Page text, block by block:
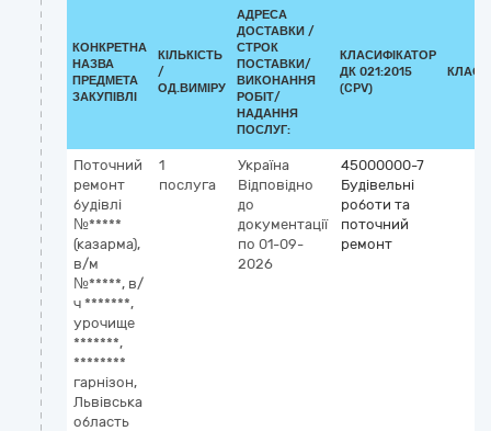
КОНКРЕТНА
НАЗВА
ПРЕДМЕТА
ЗАКУПІВЛІ
КІЛЬКІСТЬ
/
ОД.ВИМІРУ
АДРЕСА
ДОСТАВКИ /
СТРОК
ПОСТАВКИ/
ВИКОНАННЯ
РОБІТ/
НАДАННЯ
ПОСЛУГ:
КЛАСИФІКАТОР
ДК 021:2015
(CPV)
Поточний
ремонт
будівлі
№*****
(казарма),
в/м
№*****, в/
ч *******,
урочище
*******,
********
гарнізон,
Львівська
область
1
послуга
Україна
Відповідно
до
документації
по 01-09-
2026
45000000-7
Будівельні
роботи та
поточний
ремонт